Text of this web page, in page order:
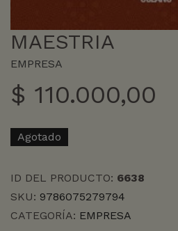
MAESTRIA
EMPRESA
$ 110.000,00
Agotado
ID DEL PRODUCTO: 6638
SKU: 9786075279794
CATEGORÍA: EMPRESA